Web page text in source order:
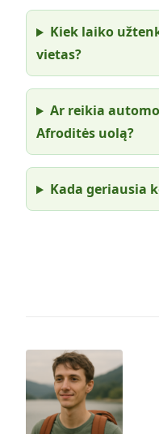
Kiek laiko
vietas?
Ar reikia
Afroditės uolą?
Kada geriausia